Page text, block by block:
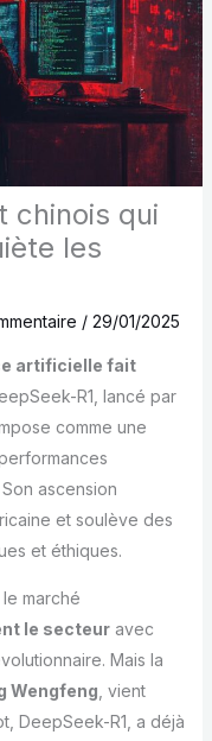
chinois qui
les
/ 29/01/2025
artificielle fait
R1, lancé par
comme une
ascension
et soulève des
et éthiques.
marché
le secteuravec
Mais la
Wengfeng , vient
DeepSeek-R1, a déjà